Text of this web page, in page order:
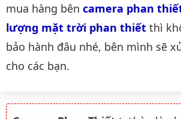
mua hàng bên camera phan
lượng mặt trời phan thiết thì
bảo hành đâu nhé, bên mình sẽ
cho các bạn.